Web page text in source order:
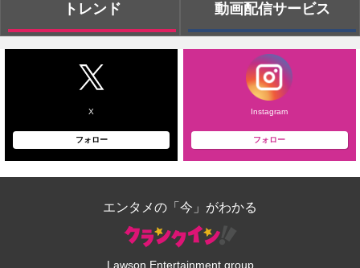
トレンド 動画配信サービス
X
フォロー
Instagram
フォロー
エンタメの「今」がわかる
Lawson Entertainment group